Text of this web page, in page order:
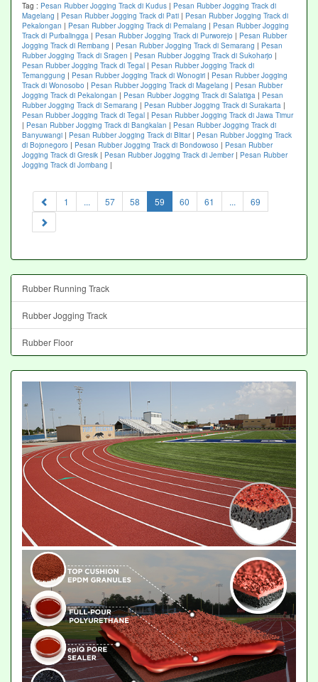
Tag : Pesan Rubber Jogging Track di Kudus | Pesan Rubber Jogging Track di
Magelang | Pesan Rubber Jogging Track di Pati | Pesan Rubber Jogging Track di
Pekalongan | Pesan Rubber Jogging Track di Pemalang | Pesan Rubber Jogging
Track di Purbalingga | Pesan Rubber Jogging Track di Purworejo | Pesan Rubber
Jogging Track di Rembang | Pesan Rubber Jogging Track di Semarang | Pesan
Rubber Jogging Track di Sragen | Pesan Rubber Jogging Track di Sukoharjo |
Pesan Rubber Jogging Track di Tegal | Pesan Rubber Jogging Track di
Temanggung | Pesan Rubber Jogging Track di Wonogiri | Pesan Rubber Jogging
Track di Wonosobo | Pesan Rubber Jogging Track di Magelang | Pesan Rubber
Jogging Track di Pekalongan | Pesan Rubber Jogging Track di Salatiga | Pesan
Rubber Jogging Track di Semarang | Pesan Rubber Jogging Track di Surakarta |
Pesan Rubber Jogging Track di Tegal | Pesan Rubber Jogging Track di Jawa Timur
| Pesan Rubber Jogging Track di Bangkalan | Pesan Rubber Jogging Track di
Banyuwangi | Pesan Rubber Jogging Track di Blitar| Pesan Rubber Jogging Track
di Bojonegoro | Pesan Rubber Jogging Track di Bondowoso | Pesan Rubber
Jogging Track di Gresik | Pesan Rubber Jogging Track di Jember| Pesan Rubber
Jogging Track di Jombang |
1 ... 57 58 59 (current)
60 61 ... 69
Rubber Running Track
Rubber Jogging Track
Rubber Floor